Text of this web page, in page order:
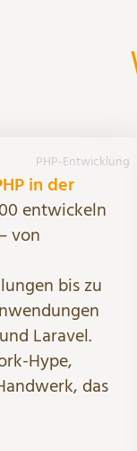
PHP-Entwicklung
in der
entwickeln
von
bis zu
Laravel.
Hype,
das